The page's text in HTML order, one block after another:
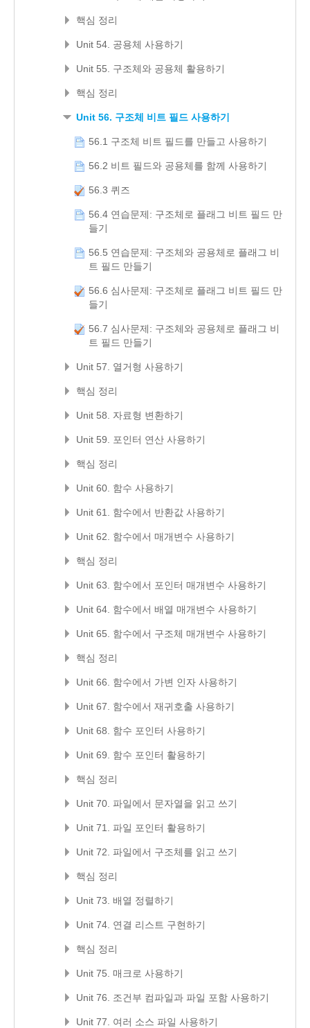
핵심 정리
Unit 54. 공용체 사용하기
Unit 55. 구조체와 공용체 활용하기
핵심 정리
Unit 56. 구조체 비트 필드 사용하기
56.1 구조체 비트 필드를 만들고 사용하기
56.2 비트 필드와 공용체를 함께 사용하기
56.3 퀴즈
56.4 연습문제: 구조체로 플래그 비트 필드 만
들기
56.5 연습문제: 구조체와 공용체로 플래그 비
트 필드 만들기
56.6 심사문제: 구조체로 플래그 비트 필드 만
들기
56.7 심사문제: 구조체와 공용체로 플래그 비
트 필드 만들기
Unit 57. 열거형 사용하기
핵심 정리
Unit 58. 자료형 변환하기
Unit 59. 포인터 연산 사용하기
핵심 정리
Unit 60. 함수 사용하기
Unit 61. 함수에서 반환값 사용하기
Unit 62. 함수에서 매개변수 사용하기
핵심 정리
Unit 63. 함수에서 포인터 매개변수 사용하기
Unit 64. 함수에서 배열 매개변수 사용하기
Unit 65. 함수에서 구조체 매개변수 사용하기
핵심 정리
Unit 66. 함수에서 가변 인자 사용하기
Unit 67. 함수에서 재귀호출 사용하기
Unit 68. 함수 포인터 사용하기
Unit 69. 함수 포인터 활용하기
핵심 정리
Unit 70. 파일에서 문자열을 읽고 쓰기
Unit 71. 파일 포인터 활용하기
Unit 72. 파일에서 구조체를 읽고 쓰기
핵심 정리
Unit 73. 배열 정렬하기
Unit 74. 연결 리스트 구현하기
핵심 정리
Unit 75. 매크로 사용하기
Unit 76. 조건부 컴파일과 파일 포함 사용하기
Unit 77. 여러 소스 파일 사용하기